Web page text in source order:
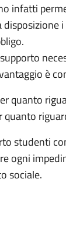
infatti
è
quanto
quanto
studenti
ogni
sociale.